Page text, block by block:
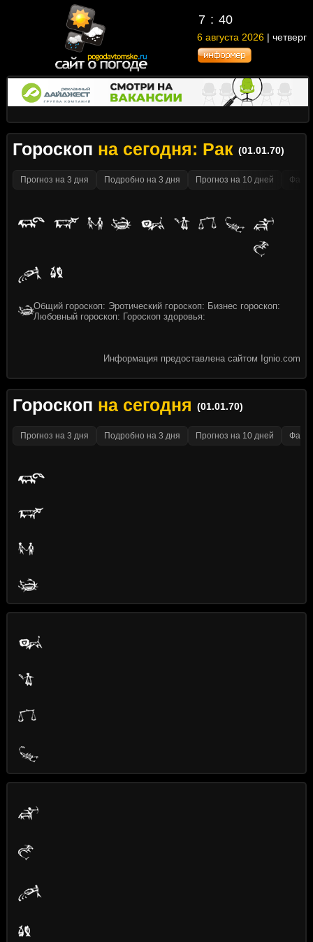
7 : 40
6 августа 2026 | четверг
Гороскоп на сегодня: Рак (01.01.70)
Прогноз на 3 дня Подробно на 3 дня Прогноз на 10 дней
Общий гороскоп: Эротический гороскоп: Бизнес гороскоп:
Любовный гороскоп: Гороскоп здоровья:
Информация предоставлена сайтом Ignio.com
Гороскоп на сегодня (01.01.70)
Прогноз на 3 дня Подробно на 3 дня Прогноз на 10 дней